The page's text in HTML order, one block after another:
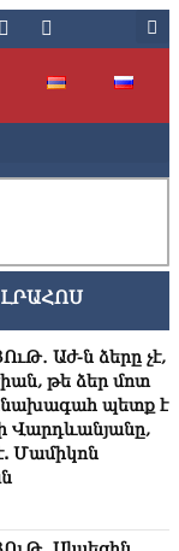
ԼՐԱՀՈՍ
Աժ-ն ձերը չէ,
թե ձեր մոտ
պետք է
Վարդևանյանը,
Մամիկոն